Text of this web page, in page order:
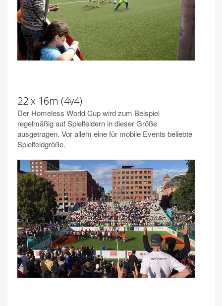
22 x 16m (4v4)
Der Homeless World Cup wird zum Beispiel
regelmäßig auf Spielfeldern in dieser Größe
ausgetragen. Vor allem eine für mobile Events beliebte
Spielfeldgröße.